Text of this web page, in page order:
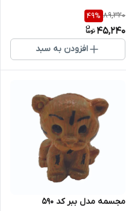
89,320
49%
45,240
افزودن به سبد
مجسمه مدل ببر کد 590